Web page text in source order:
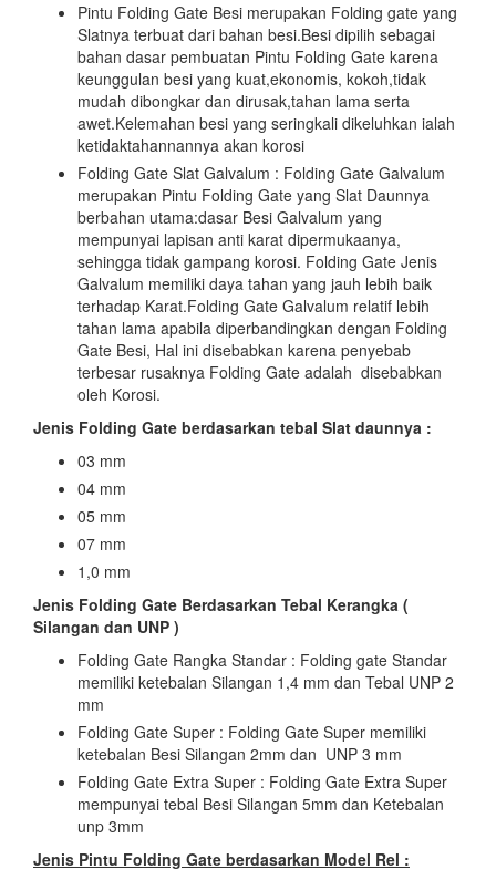
Pintu Folding Gate Besi merupakan Folding gate yang
Slatnya terbuat dari bahan besi.Besi dipilih sebagai
bahan dasar pembuatan Pintu Folding Gate karena
keunggulan besi yang kuat,ekonomis, kokoh,tidak
mudah dibongkar dan dirusak,tahan lama serta
awet.Kelemahan besi yang seringkali dikeluhkan ialah
ketidaktahannannya akan korosi
Folding Gate Slat Galvalum : Folding Gate Galvalum
merupakan Pintu Folding Gate yang Slat Daunnya
berbahan utama:dasar Besi Galvalum yang
mempunyai lapisan anti karat dipermukaanya,
sehingga tidak gampang korosi. Folding Gate Jenis
Galvalum memiliki daya tahan yang jauh lebih baik
terhadap Karat.Folding Gate Galvalum relatif lebih
tahan lama apabila diperbandingkan dengan Folding
Gate Besi, Hal ini disebabkan karena penyebab
terbesar rusaknya Folding Gate adalah disebabkan
oleh Korosi.
Jenis Folding Gate berdasarkan tebal Slat daunnya :
03 mm
04 mm
05 mm
07 mm
1,0 mm
Jenis Folding Gate Berdasarkan Tebal Kerangka (
Silangan dan UNP )
Folding Gate Rangka Standar : Folding gate Standar
memiliki ketebalan Silangan 1,4 mm dan Tebal UNP 2
mm
Folding Gate Super : Folding Gate Super memiliki
ketebalan Besi Silangan 2mm dan UNP 3 mm
Folding Gate Extra Super : Folding Gate Extra Super
mempunyai tebal Besi Silangan 5mm dan Ketebalan
unp 3mm
Jenis Pintu Folding Gate berdasarkan Model Rel :